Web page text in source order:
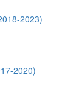
2023)
2020)